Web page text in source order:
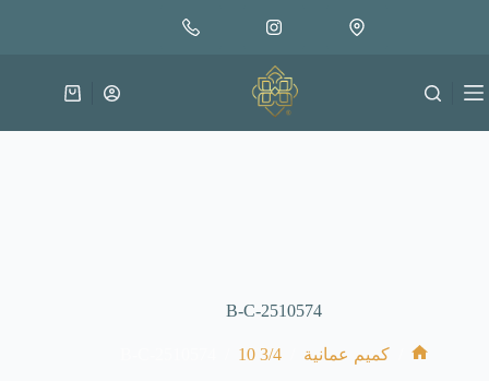
متوفر في المخزون
إضافة إلى السلة
عربة
B-C-2510574
كميم عمانية 3/4 10